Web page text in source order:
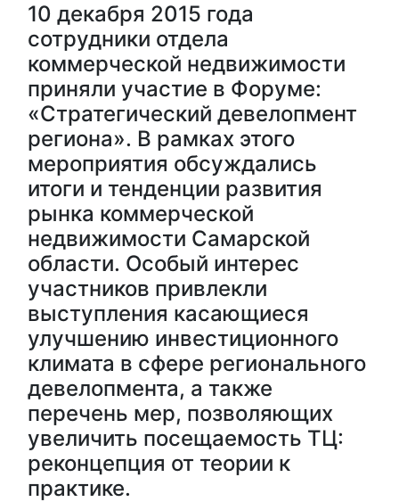
10 декабря 2015 года
сотрудники отдела
коммерческой недвижимости
приняли участие в Форуме:
«Стратегический девелопмент
региона». В рамках этого
мероприятия обсуждались
итоги и тенденции развития
рынка коммерческой
недвижимости Самарской
области. Особый интерес
участников привлекли
выступления касающиеся
улучшению инвестиционного
климата в сфере регионального
девелопмента, а также
перечень мер, позволяющих
увеличить посещаемость ТЦ:
реконцепция от теории к
практике.